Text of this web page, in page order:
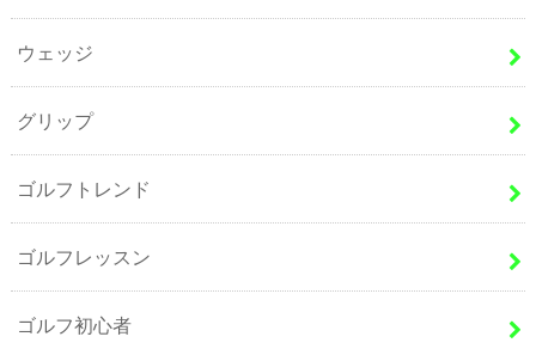
ウェッジ
グリップ
ゴルフトレンド
ゴルフレッスン
ゴルフ初心者